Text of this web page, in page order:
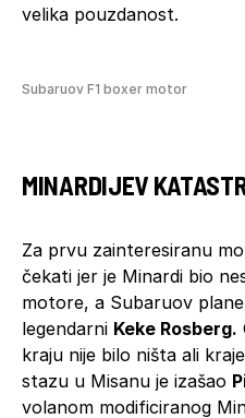
velika pouzdanost.
Subaruov F1 boxer motor
MINARDIJEV
Za prvu zainteresiranu
čekati jer je Minardi bio
motore, a Subaruov
legendarni Keke Rosberg.
kraju nije bilo ništa ali
stazu u Misanu je izašao
volanom modificiranog